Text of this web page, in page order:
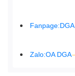
Fanpage:DGA
Zalo:OA DGA